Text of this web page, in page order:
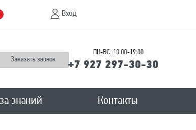
Вход
Заказать звонок
ПН-ВС: 10:00-19:00
+7 927 297-30-30
знаний Контакты